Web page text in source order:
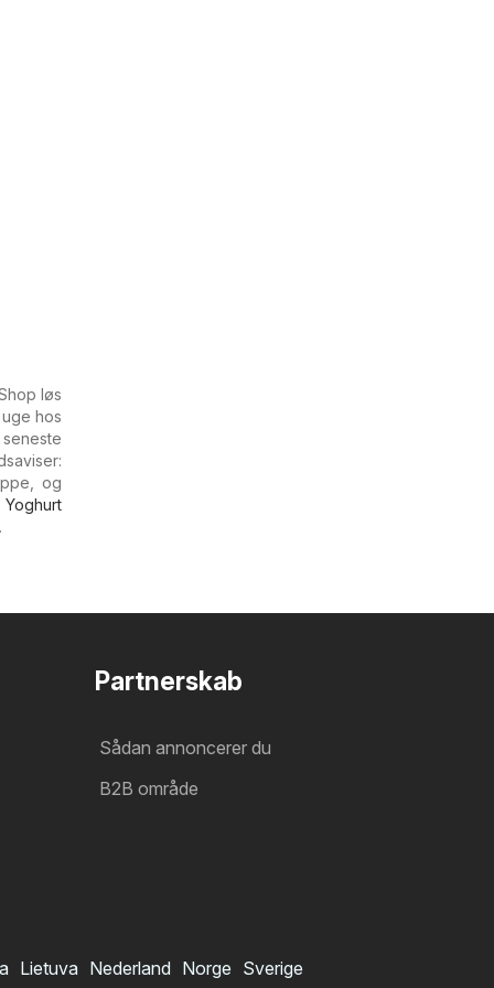
løs
hos
og
Yoghurt
Partnerskab
Sådan annoncerer du
B2B område
Lietuva Nederland Norge Sverige